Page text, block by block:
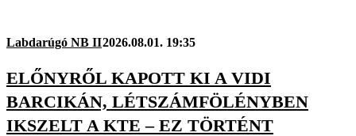
Labdarúgó NB II2026.08.01. 19:35
ELŐNYRŐL KAPOTT KI A VIDI
BARCIKÁN, LÉTSZÁMFÖLÉNYBEN
IKSZELT A KTE – EZ TÖRTÉNT